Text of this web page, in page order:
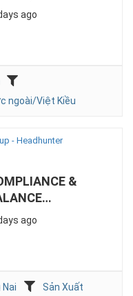
ago
ngoài/Việt Kiều
- Headhunter
&
ago
Sản Xuất